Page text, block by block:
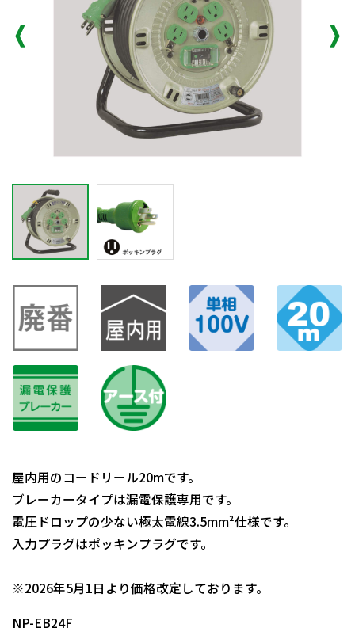
屋内用のコードリール20mです。
ブレーカータイプは漏電保護専用です。
電圧ドロップの少ない極太電線3.5mm²仕様です。
入力プラグはポッキンプラグです。
※2026年5月1日より価格改定しております。
NP-EB24F